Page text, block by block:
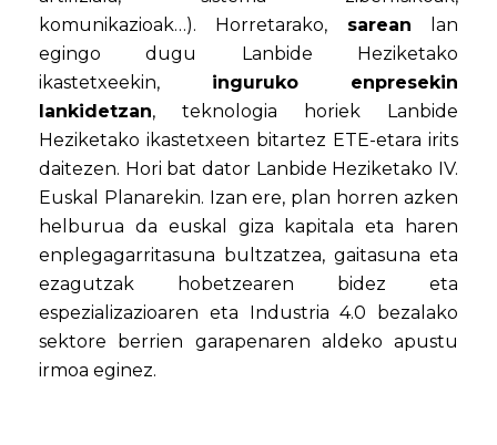
komunikazioak…). Horretarako, sarean lan
egingo dugu Lanbide Heziketako
ikastetxeekin, inguruko enpresekin
lankidetzan, teknologia horiek Lanbide
Heziketako ikastetxeen bitartez ETE-etara irits
daitezen. Hori bat dator Lanbide Heziketako IV.
Euskal Planarekin. Izan ere, plan horren azken
helburua da euskal giza kapitala eta haren
enplegagarritasuna bultzatzea, gaitasuna eta
ezagutzak hobetzearen bidez eta
espezializazioaren eta Industria 4.0 bezalako
sektore berrien garapenaren aldeko apustu
irmoa eginez.